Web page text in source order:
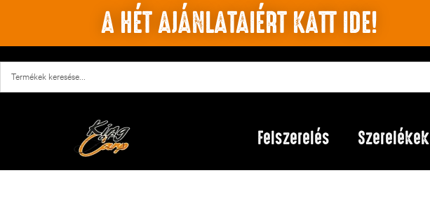
A HÉT AJÁNLATAIÉRT KATT IDE!
Felszerelés Szerelékek